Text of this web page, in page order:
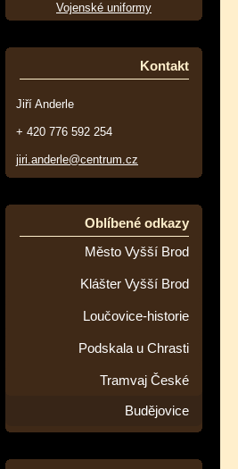
Vojenské uniformy
Kontakt
Jiří Anderle
+ 420 776 592 254
jiri.anderle@centrum.cz
Oblíbené odkazy
Město Vyšší Brod
Klášter Vyšší Brod
Loučovice-historie
Podskala u Chrasti
Tramvaj České
Budějovice